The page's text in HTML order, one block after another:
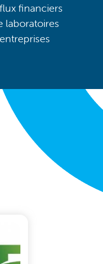
financiers
laboratoires